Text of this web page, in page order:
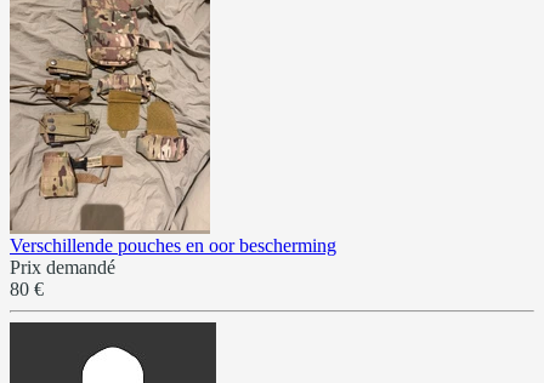
Verschillende pouches en oor bescherming
Prix demandé
80 €